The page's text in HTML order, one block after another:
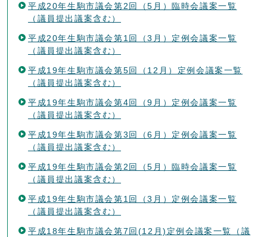
平成20年生駒市議会第2回（5月）臨時会議案一覧
（議員提出議案含む）
平成20年生駒市議会第1回（3月）定例会議案一覧
（議員提出議案含む）
平成19年生駒市議会第5回（12月）定例会議案一覧
（議員提出議案含む）
平成19年生駒市議会第4回（9月）定例会議案一覧
（議員提出議案含む）
平成19年生駒市議会第3回（6月）定例会議案一覧
（議員提出議案含む）
平成19年生駒市議会第2回（5月）臨時会議案一覧
（議員提出議案含む）
平成19年生駒市議会第1回（3月）定例会議案一覧
（議員提出議案含む）
平成18年生駒市議会第7回(12月)定例会議案一覧（議